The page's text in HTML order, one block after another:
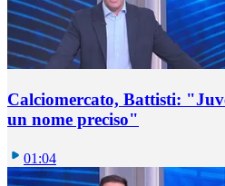
Calciomercato, Battisti:
un nome preciso"
01:04